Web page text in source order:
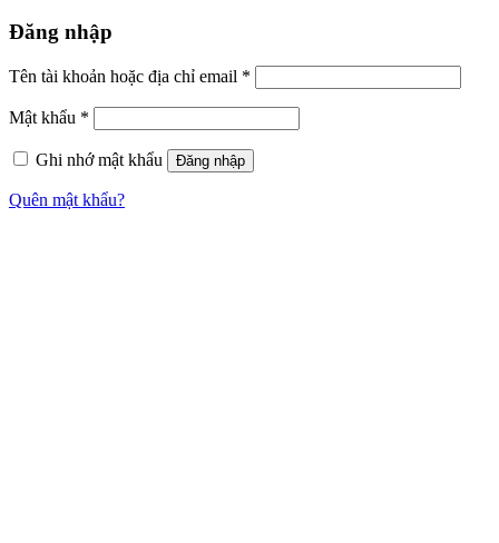
Đăng nhập
Tên tài khoản hoặc địa chỉ email *
Mật khẩu *
Ghi nhớ mật khẩu Đăng nhập
Quên mật khẩu?